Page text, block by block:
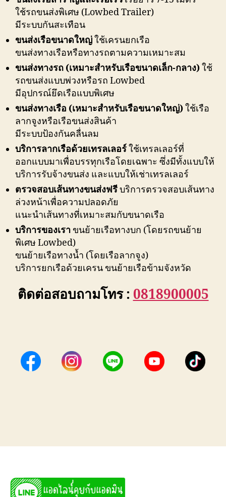
ใช้รถขนส่งพิเศษ (Lowbed Trailer)
มีระบบกันสะเทือน
ขนส่งเรือขนาดใหญ่ใช้เครนยกเรือ
ขนส่งทางเรือหรือทางรถตามความเหมาะสม
ขนส่งทางรถ (เหมาะสำหรับเรือขนาดเล็ก-กลาง)ใช้
รถขนส่งแบบพ่วงหรือรถ Lowbed
มีอุปกรณ์ยึดเรือแบบพิเศษ
ขนส่งทางเรือ (เหมาะสำหรับเรือขนาดใหญ่)ใช้เรือ
ลากจูงหรือเรือขนส่งสินค้า
มีระบบป้องกันคลื่นลม
บริการลากเรือด้วยเทรลเลอร์ใช้เทรลเลอร์ที่
ออกแบบมาเพื่อบรรทุกเรือโดยเฉพาะ ซึ่งมีทั้งแบบให้
บริการรับจ้างขนส่ง และแบบให้เช่าเทรลเลอร์
ตรวจสอบเส้นทางขนส่งฟรีบริการตรวจสอบเส้นทาง
ล่วงหน้าเพื่อความปลอดภัย
แนะนำเส้นทางที่เหมาะสมกับขนาดเรือ
บริการของเรา ขนย้ายเรือทางบก (โดยรถขนย้าย
พิเศษ Lowbed)
ขนย้ายเรือทางน้ำ (โดยเรือลากจูง)
บริการยกเรือด้วยเครน ขนย้ายเรือข้ามจังหวัด
ติดต่อสอบถามโทร : 0818900005